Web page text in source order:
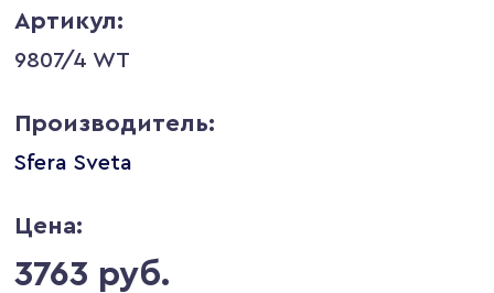
Артикул:
9807/4 WT
Производитель:
Sfera Sveta
Цена:
3763 руб.